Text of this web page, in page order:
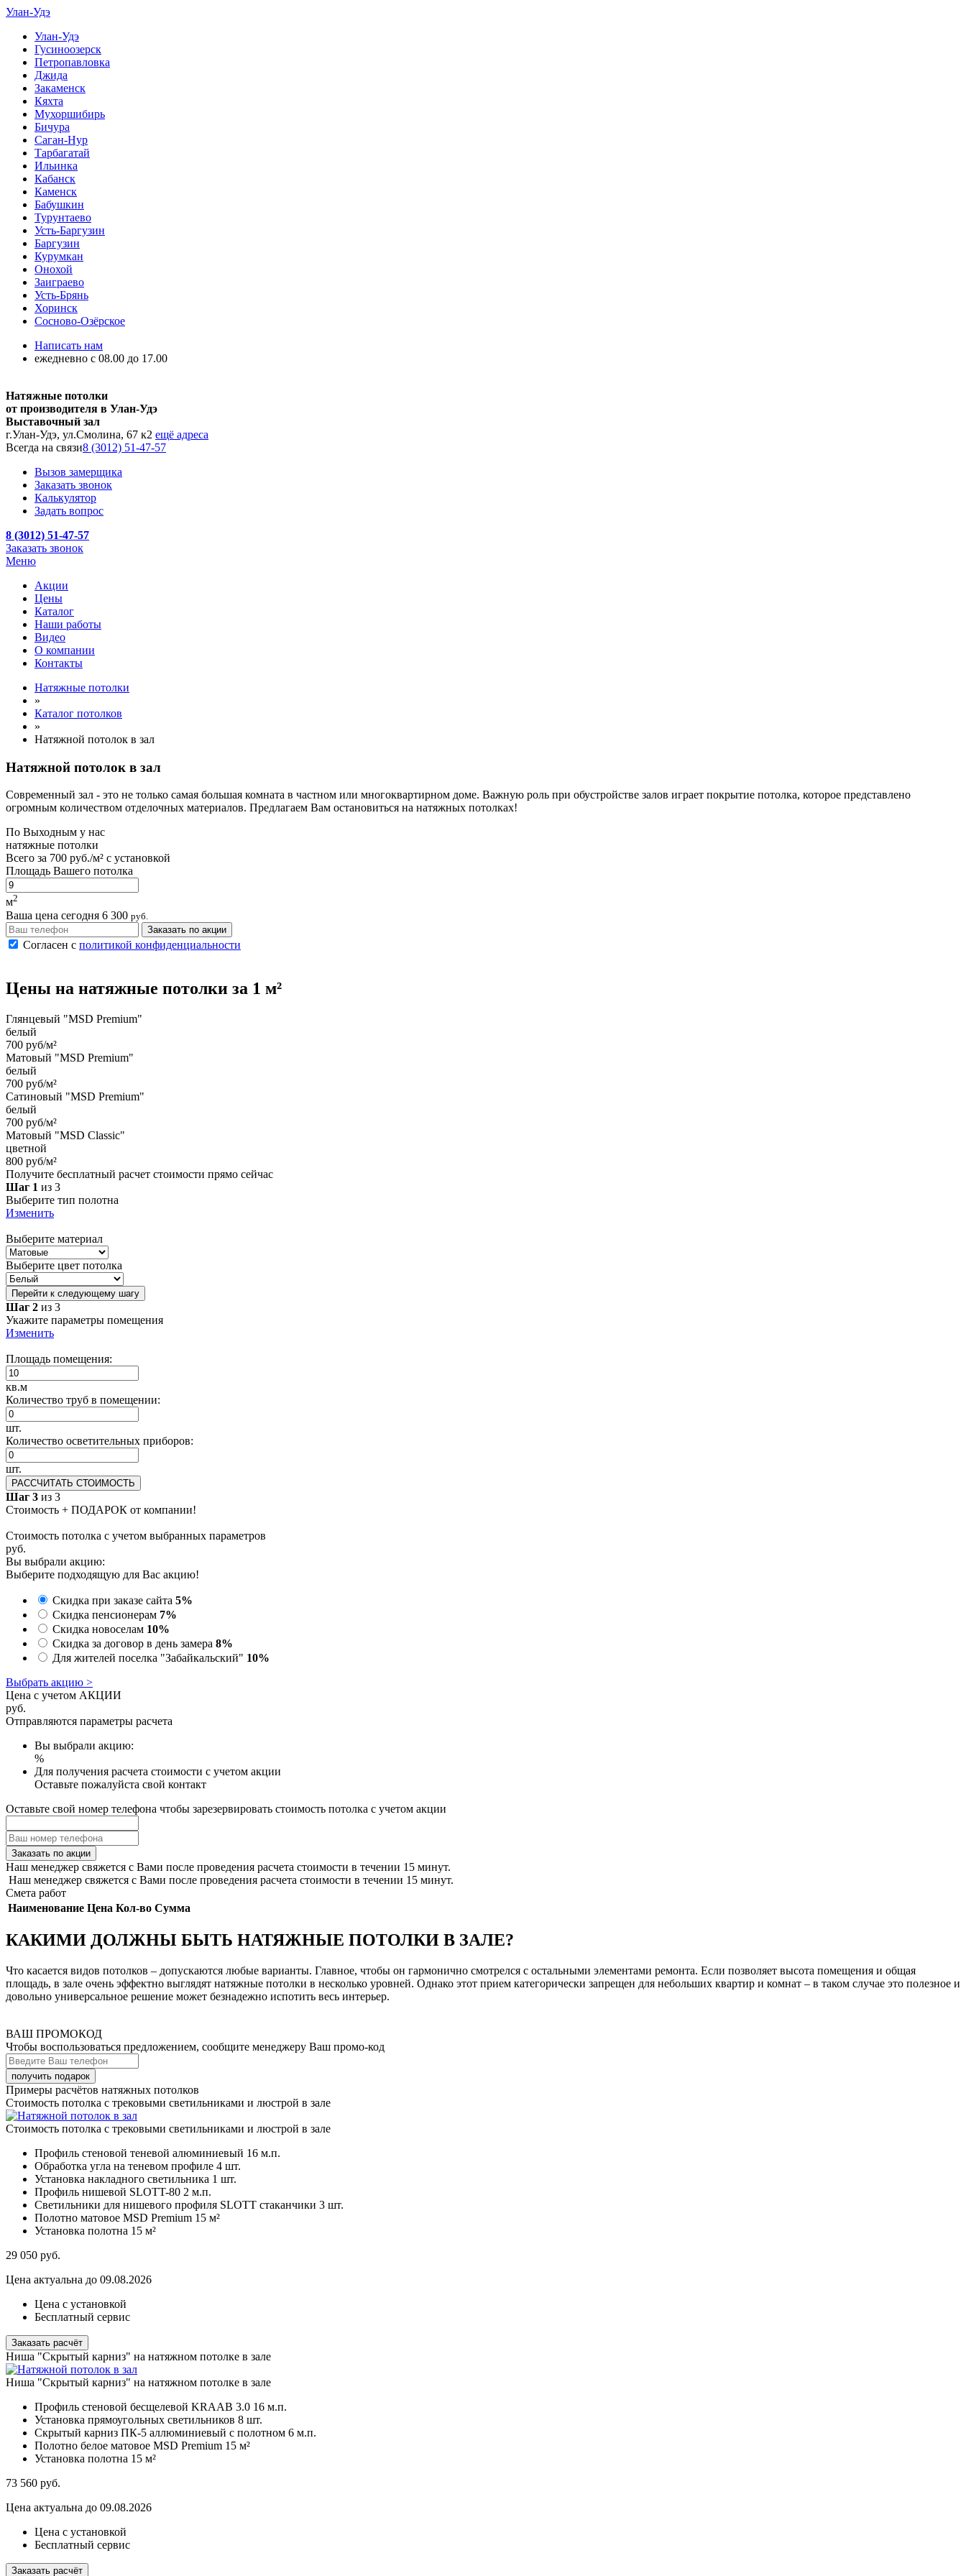
Улан-Удэ
Улан-Удэ
Гусиноозерск
Петропавловка
Джида
Закаменск
Кяхта
Мухоршибирь
Бичура
Саган-Нур
Тарбагатай
Ильинка
Кабанск
Каменск
Бабушкин
Турунтаево
Усть-Баргузин
Баргузин
Курумкан
Онохой
Заиграево
Усть-Брянь
Хоринск
Сосново-Озёрское
Написать нам
ежедневно с 08.00 до 17.00
Натяжные потолки
от производителя в Улан-Удэ
Выставочный зал
г.Улан-Удэ, ул.Смолина, 67 к2 ещё адреса
Всегда на связи8 (3012) 51-47-57
Вызов замерщика
Заказать звонок
Калькулятор
Задать вопрос
8 (3012) 51-47-57
Заказать звонок
Меню
Акции
Цены
Каталог
Наши работы
Видео
О компании
Контакты
Натяжные потолки
»
Каталог потолков
»
Натяжной потолок в зал
Натяжной потолок в зал
Современный зал - это не только самая большая комната в частном или многоквартирном доме. Важную роль при обустройстве залов играет покрытие потолка, которое представлено
огромным количеством отделочных материалов. Предлагаем Вам остановиться на натяжных потолках!
По Выходным у нас
натяжные потолки
Всего за 700 руб./м² с установкой
Площадь Вашего потолка
м2
Ваша цена сегодня 6 300 руб.
Заказать по акции
Согласен с политикой конфиденциальности
Цены на натяжные потолки за 1 м²
Глянцевый "MSD Premium"
белый
700 руб/м²
Матовый "MSD Premium"
белый
700 руб/м²
Сатиновый "MSD Premium"
белый
700 руб/м²
Матовый "MSD Classic"
цветной
800 руб/м²
Получите бесплатный расчет стоимости прямо сейчас
Шаг 1 из 3
Выберите тип полотна
Изменить
Выберите материал
Выберите цвет потолка
Перейти к следующему шагу
Шаг 2 из 3
Укажите параметры помещения
Изменить
Площадь помещения:
кв.м
Количество труб в помещении:
шт.
Количество осветительных приборов:
шт.
РАССЧИТАТЬ СТОИМОСТЬ
Шаг 3 из 3
Стоимость + ПОДАРОК от компании!
Стоимость потолка с учетом выбранных параметров
руб.
Вы выбрали акцию:
Выберите подходящую для Вас акцию!
Скидка при заказе сайта 5%
Скидка пенсионерам 7%
Скидка новоселам 10%
Скидка за договор в день замера 8%
Для жителей поселка "Забайкальский" 10%
Выбрать акцию >
Цена с учетом АКЦИИ
руб.
Отправляются параметры расчета
Вы выбрали акцию:
%
Для получения расчета стоимости с учетом акции
Оставьте пожалуйста свой контакт
Оставьте свой номер телефона чтобы зарезервировать стоимость потолка с учетом акции
Заказать по акции
Наш менеджер свяжется с Вами после проведения расчета стоимости в течении 15 минут.
Наш менеджер свяжется с Вами после проведения расчета стоимости в течении 15 минут.
Смета работ
Наименование Цена Кол-во Сумма
КАКИМИ ДОЛЖНЫ БЫТЬ НАТЯЖНЫЕ ПОТОЛКИ В ЗАЛЕ?
Что касается видов потолков – допускаются любые варианты. Главное, чтобы он гармонично смотрелся с остальными элементами ремонта. Если позволяет высота помещения и общая
площадь, в зале очень эффектно выглядят натяжные потолки в несколько уровней. Однако этот прием категорически запрещен для небольших квартир и комнат – в таком случае это полезное и
довольно универсальное решение может безнадежно испотить весь интерьер.
ВАШ ПРОМОКОД
Чтобы воспользоваться предложением, сообщите менеджеру Ваш промо-код
Примеры расчётов натяжных потолков
Стоимость потолка с трековыми светильниками и люстрой в зале
Стоимость потолка с трековыми светильниками и люстрой в зале
Профиль стеновой теневой алюминиевый 16 м.п.
Обработка угла на теневом профиле 4 шт.
Установка накладного светильника 1 шт.
Профиль нишевой SLOTT-80 2 м.п.
Светильники для нишевого профиля SLOTT стаканчики 3 шт.
Полотно матовое MSD Premium 15 м²
Установка полотна 15 м²
29 050 руб.
Цена актуальна до 09.08.2026
Цена с установкой
Бесплатный сервис
Заказать расчёт
Ниша "Скрытый карниз" на натяжном потолке в зале
Ниша "Скрытый карниз" на натяжном потолке в зале
Профиль стеновой бесщелевой KRAAB 3.0 16 м.п.
Установка прямоугольных светильников 8 шт.
Скрытый карниз ПК-5 аллюминиевый с полотном 6 м.п.
Полотно белое матовое MSD Premium 15 м²
Установка полотна 15 м²
73 560 руб.
Цена актуальна до 09.08.2026
Цена с установкой
Бесплатный сервис
Заказать расчёт